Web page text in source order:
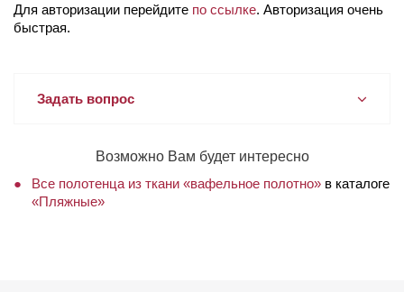
Для авторизации перейдите по ссылке. Авторизация очень
быстрая.
Задать вопрос
Возможно Вам будет интересно
Все полотенца из ткани «вафельное полотно» в каталоге
«Пляжные»